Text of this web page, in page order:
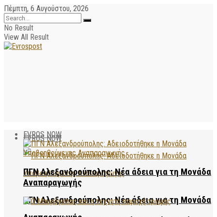
Πέμπτη, 6 Αυγούστου, 2026
No Result
View All Result
EVROS NOW
ΠΓΝ Αλεξανδρούπολης: Νέα άδεια για τη Μονάδα
EVROS NOW
ΠΓΝ Αλεξανδρούπολης: Νέα άδεια για τη Μονάδα
Αναπαραγωγής